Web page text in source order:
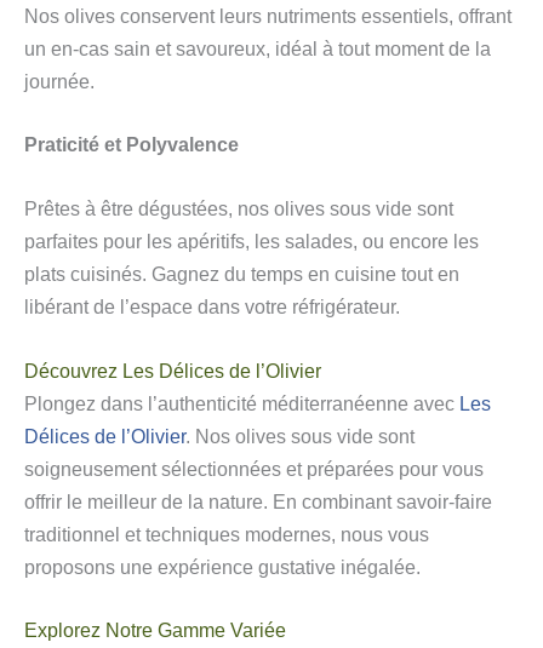
Nos olives conservent leurs nutriments essentiels, offrant
un en-cas sain et savoureux, idéal à tout moment de la
journée.
Praticité et Polyvalence
Prêtes à être dégustées, nos olives sous vide sont
parfaites pour les apéritifs, les salades, ou encore les
plats cuisinés. Gagnez du temps en cuisine tout en
libérant de l’espace dans votre réfrigérateur.
Découvrez Les Délices de l’Olivier
Plongez dans l’authenticité méditerranéenne avec Les
Délices de l’Olivier. Nos olives sous vide sont
soigneusement sélectionnées et préparées pour vous
offrir le meilleur de la nature. En combinant savoir-faire
traditionnel et techniques modernes, nous vous
proposons une expérience gustative inégalée.
Explorez Notre Gamme Variée